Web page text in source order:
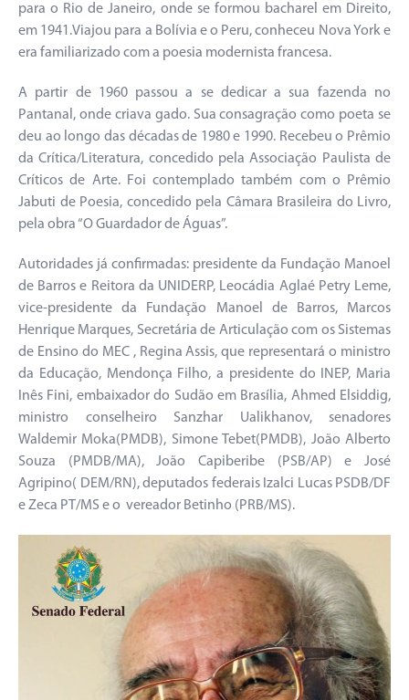
para o Rio de Janeiro, onde se formou bacharel em Direito,
em 1941.Viajou para a Bolívia e o Peru, conheceu Nova York e
era familiarizado com a poesia modernista francesa.
A partir de 1960 passou a se dedicar a sua fazenda no
Pantanal, onde criava gado. Sua consagração como poeta se
deu ao longo das décadas de 1980 e 1990. Recebeu o Prêmio
da Crítica/Literatura, concedido pela Associação Paulista de
Críticos de Arte. Foi contemplado também com o Prêmio
Jabuti de Poesia, concedido pela Câmara Brasileira do Livro,
pela obra “O Guardador de Águas”.
Autoridades já confirmadas: presidente da Fundação Manoel
de Barros e Reitora da UNIDERP, Leocádia Aglaé Petry Leme,
vice-presidente da Fundação Manoel de Barros, Marcos
Henrique Marques, Secretária de Articulação com os Sistemas
de Ensino do MEC , Regina Assis, que representará o ministro
da Educação, Mendonça Filho, a presidente do INEP, Maria
Inês Fini, embaixador do Sudão em Brasília, Ahmed Elsiddig,
ministro conselheiro Sanzhar Ualikhanov, senadores
Waldemir Moka(PMDB), Simone Tebet(PMDB), João Alberto
Souza (PMDB/MA), João Capiberibe (PSB/AP) e José
Agripino( DEM/RN), deputados federais Izalci Lucas PSDB/DF
e Zeca PT/MS e o vereador Betinho (PRB/MS).